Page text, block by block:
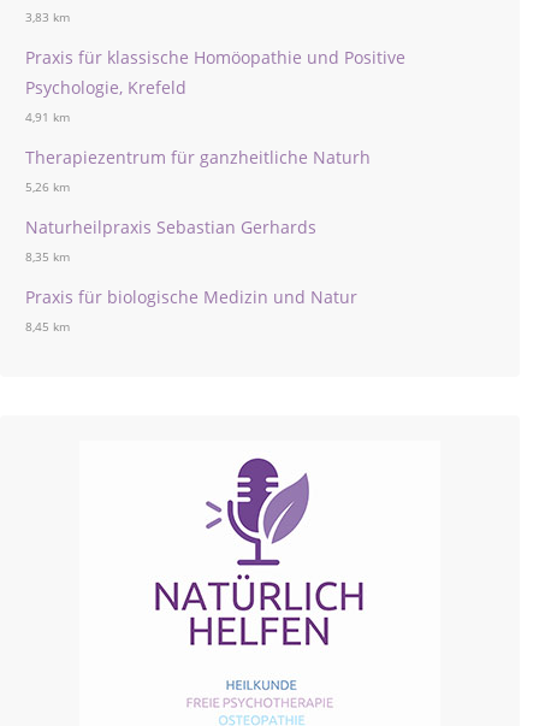
3,83 km
Praxis für klassische Homöopathie und Positive
Psychologie, Krefeld
4,91 km
Therapiezentrum für ganzheitliche Naturh
5,26 km
Naturheilpraxis Sebastian Gerhards
8,35 km
Praxis für biologische Medizin und Natur
8,45 km